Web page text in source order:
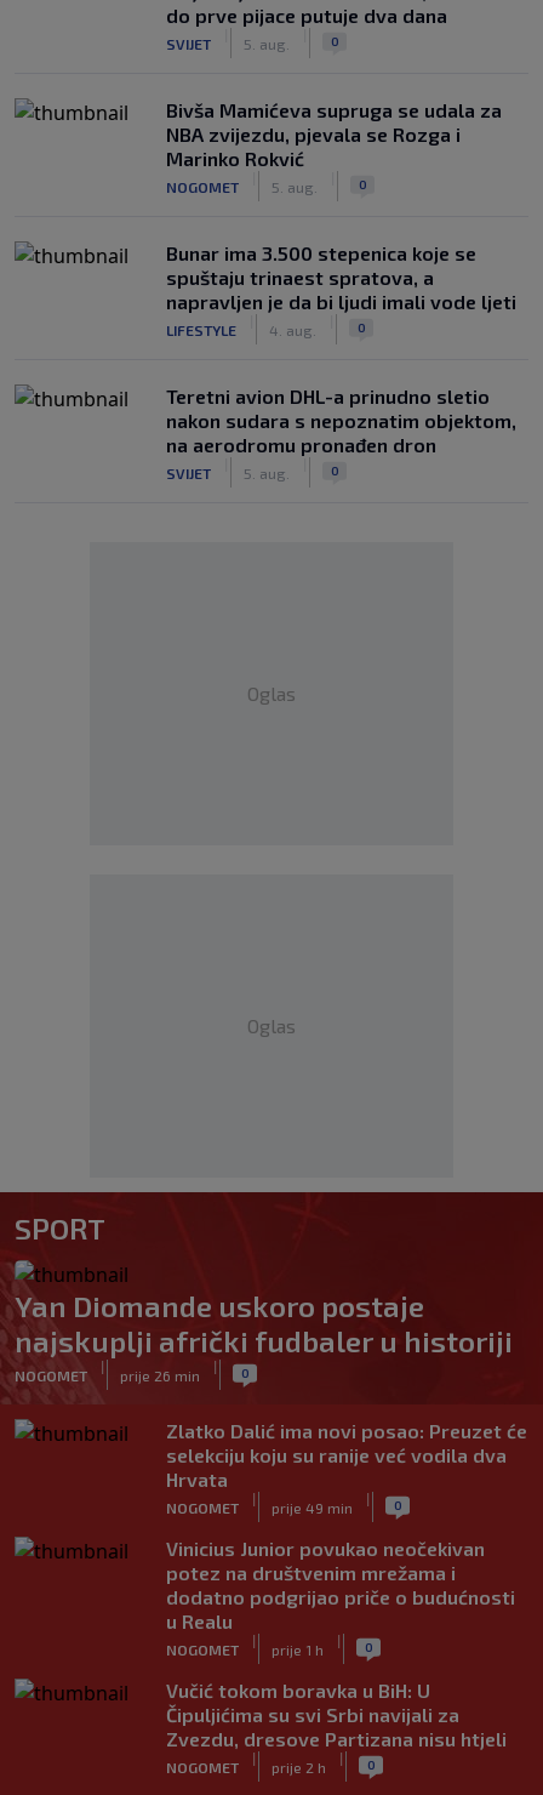
do prve pijace putuje dva dana
SVIJET 5. aug. 0
Bivša Mamićeva supruga se udala za
NBA zvijezdu, pjevala se Rozga i
Marinko Rokvić
NOGOMET 5. aug. 0
Bunar imа 3.500 stepenica koje se
spuštaju trinaest spratova, a
napravljen je da bi ljudi imali vode ljeti
LIFESTYLE 4. aug. 0
Teretni avion DHL-a prinudno sletio
nakon sudara s nepoznatim objektom,
na aerodromu pronađen dron
SVIJET 5. aug. 0
Oglas
Oglas
SPORT
Yan Diomande uskoro postaje
najskuplji afrički fudbaler u historiji
NOGOMET
|
prije 26 min
| 0
Zlatko Dalić ima novi posao: Preuzet će
selekciju koju su ranije već vodila dva
Hrvata
NOGOMET
|
prije 49 min
| 0
Vinicius Junior povukao neočekivan
potez na društvenim mrežama i
dodatno podgrijao priče o budućnosti
u Realu
NOGOMET
|
prije 1 h
| 0
Vučić tokom boravka u BiH: U
Čipuljićima su svi Srbi navijali za
Zvezdu, dresove Partizana nisu htjeli
NOGOMET
|
prije 2 h
| 0